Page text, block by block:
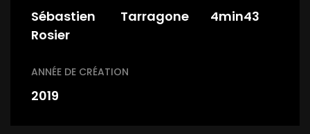
Sébastien
Rosier
Tarragone 4min43
ANNÉE DE CRÉATION
2019